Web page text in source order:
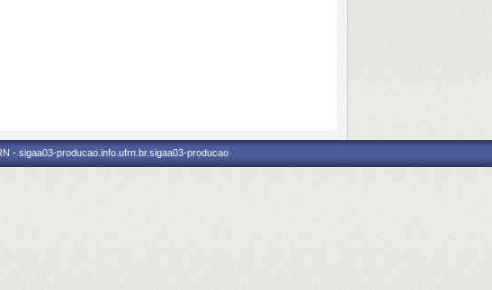
- sigaa03-producao.info.ufrn.br.sigaa03-producao